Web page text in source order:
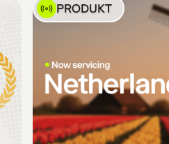
PRODUKT